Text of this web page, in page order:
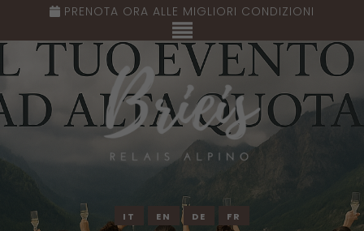
IT EN DE FR
PRENOTA ORA ALLE MIGLIORI CONDIZIONI